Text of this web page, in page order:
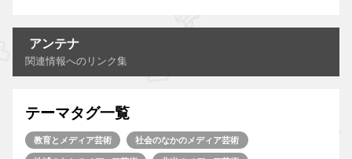
アンテナ
関連情報へのリンク集
テーマタグ一覧
教育とメディア芸術 社会のなかのメディア芸術